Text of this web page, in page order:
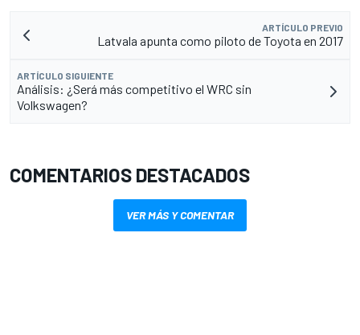
ARTÍCULO PREVIO
Latvala apunta como piloto de Toyota en 2017
ARTÍCULO SIGUIENTE
Análisis: ¿Será más competitivo el WRC sin
Volkswagen?
COMENTARIOS DESTACADOS
VER MÁS Y COMENTAR